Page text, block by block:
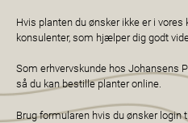
Hvis planten du ønsker ikke er i
konsulenter, som hjælper dig godt
Som erhvervskunde hos Johansens
så du kan bestille planter online.
Brug formularen hvis du ønsker login